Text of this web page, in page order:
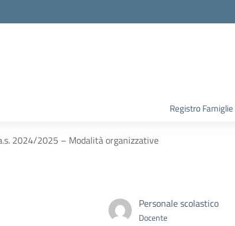
Registro Famiglie
2024/2025 – Modalità organizzative
Personale scolastico
Docente